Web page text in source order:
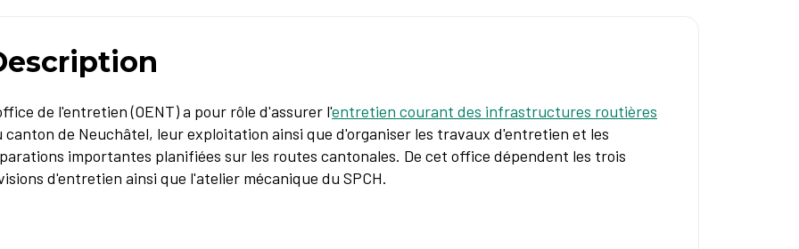
de l'entretien (OENT) a pour rôle d'assurer l'entretien courant des infrastructures routières
canton de Neuchâtel, leur exploitation ainsi que d'organiser les travaux d'entretien et les
importantes planifiées sur les routes cantonales. De cet office dépendent les trois
d'entretien ainsi que l'atelier mécanique du SPCH.